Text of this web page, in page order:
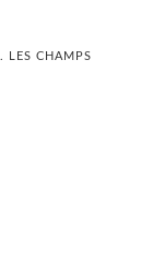
LES CHAMPS